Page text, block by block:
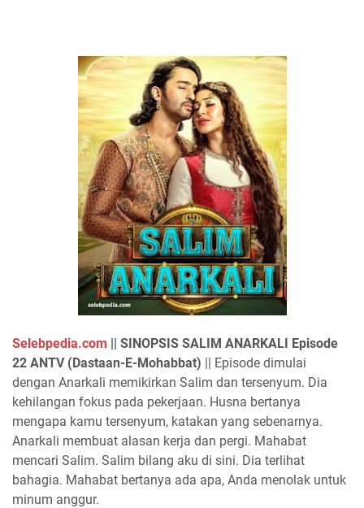
Selebpedia.com || SINOPSIS SALIM ANARKALI Episode
22 ANTV (Dastaan-E-Mohabbat) || Episode dimulai
dengan Anarkali memikirkan Salim dan tersenyum. Dia
kehilangan fokus pada pekerjaan. Husna bertanya
mengapa kamu tersenyum, katakan yang sebenarnya.
Anarkali membuat alasan kerja dan pergi. Mahabat
mencari Salim. Salim bilang aku di sini. Dia terlihat
bahagia. Mahabat bertanya ada apa, Anda menolak untuk
minum anggur.